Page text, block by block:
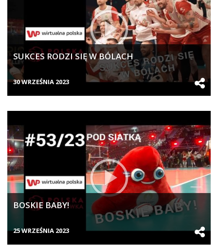
SUKCES RODZI SIĘ W BÓLACH
30 WRZEŚNIA 2023
BOSKIE BABY!
25 WRZEŚNIA 2023